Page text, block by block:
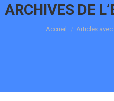
ARCHIVES DE
Vous êtes ici :
Accueil Articles avec